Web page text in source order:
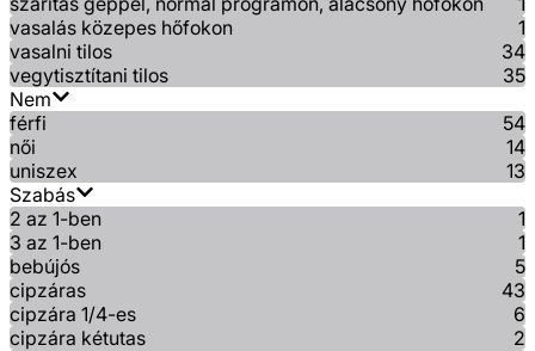
vasalás közepes hőfokon
1
vasalni tilos
34
vegytisztítani tilos
35
Nem
férfi
54
női
14
uniszex
13
Szabás
2 az 1-ben
1
3 az 1-ben
1
bebújós
5
cipzáras
43
cipzára 1/4-es
6
cipzára kétutas
2